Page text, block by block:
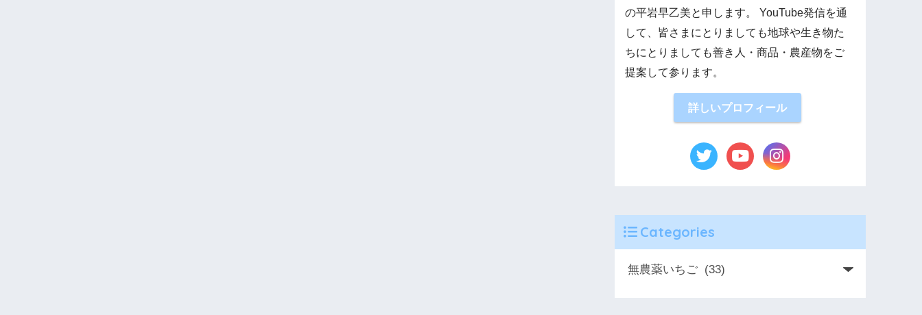
の平岩早乙美と申します。 YouTube発信を通
して、皆さまにとりましても地球や生き物た
ちにとりましても善き人・商品・農産物をご
提案して参ります。
詳しいプロフィール
Categories